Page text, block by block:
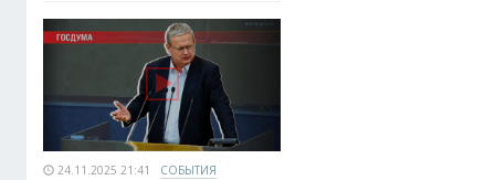
24.11.2025 21:41 СОБЫТИЯ